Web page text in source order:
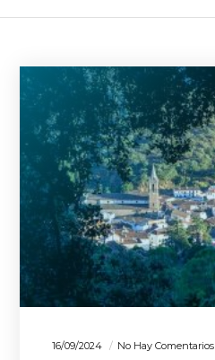
16/09/2024 No Hay Comentarios